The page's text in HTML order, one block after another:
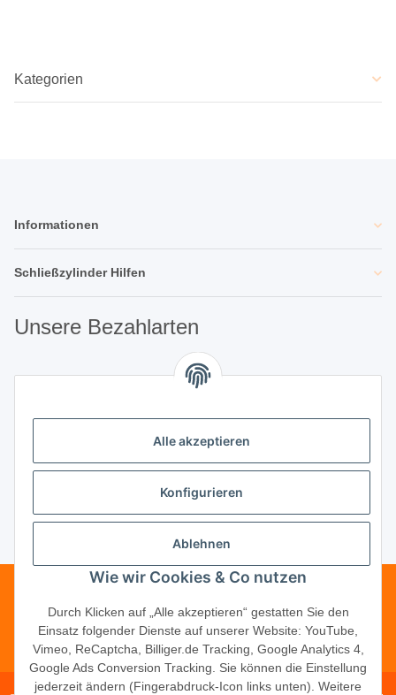
Kategorien
Informationen
Schließzylinder Hilfen
Unsere Bezahlarten
Unsere Partner
Unternehmen
Vertrag widerrufen
Telefonische Beratung?·+49 (0) 5246
83817-16
Alle akzeptieren
Konfigurieren
Ablehnen
Wie wir Cookies & Co nutzen
Durch Klicken auf „Alle akzeptieren“ gestatten Sie den
Einsatz folgender Dienste auf unserer Website: YouTube,
Vimeo, ReCaptcha, Billiger.de Tracking, Google Analytics 4,
Google Ads Conversion Tracking. Sie können die Einstellung
jederzeit ändern (Fingerabdruck-Icon links unten). Weitere